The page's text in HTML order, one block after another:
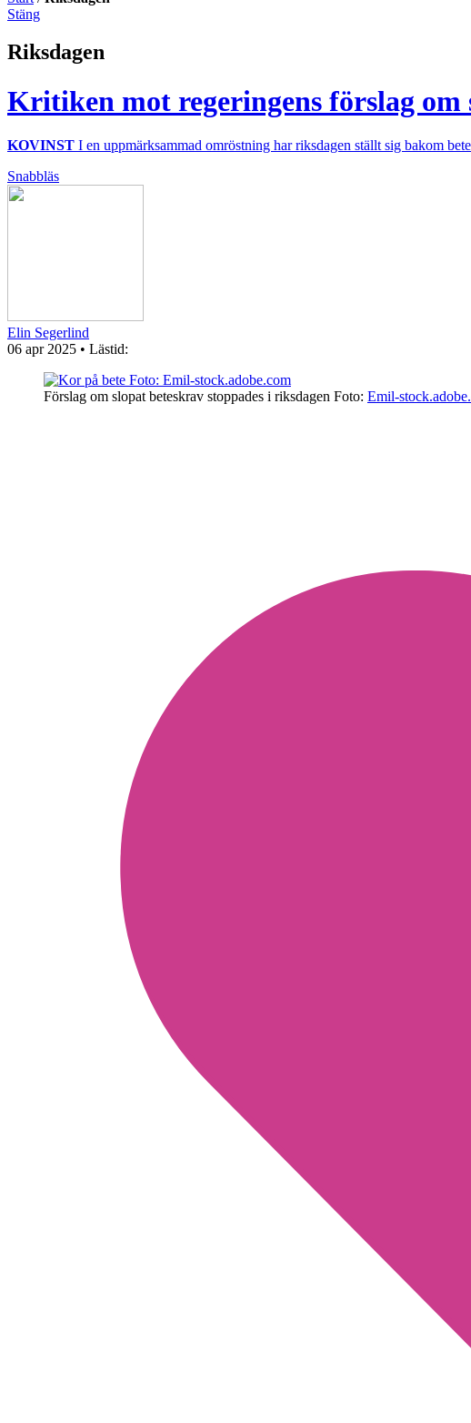
Stäng
Riksdagen
Kritiken mot regeringens förslag
KOVINST I en uppmärksammad omröstning har riksdagen ställt sig bakom
Snabbläs
Elin Segerlind
06 apr 2025 • Lästid:
Förslag om slopat beteskrav stoppades i riksdagen Foto: Emil-